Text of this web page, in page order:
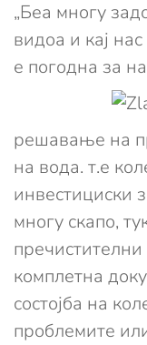
„Беа многу
видоа и кај
е погодна за
решавање на
на вода. т.е
инвестициски
многу скапо,
комплетна
состојба на
проблемите